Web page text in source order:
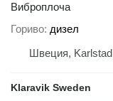
Виброплоча
Гориво дизел
Швеция, Karlstad
Klaravik Sweden